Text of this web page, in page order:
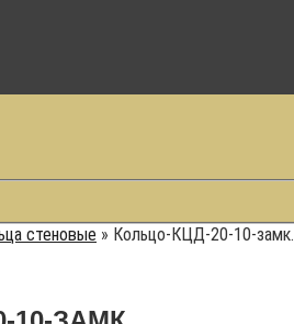
стеновые » Кольцо-КЦД-20-10-замк.